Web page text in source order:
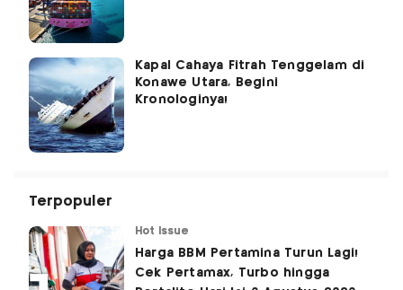
Kapal Cahaya Fitrah Tenggelam di
Konawe Utara, Begini
Kronologinya!
Terpopuler
Hot Issue
Harga BBM Pertamina Turun Lagi!
Cek Pertamax, Turbo hingga